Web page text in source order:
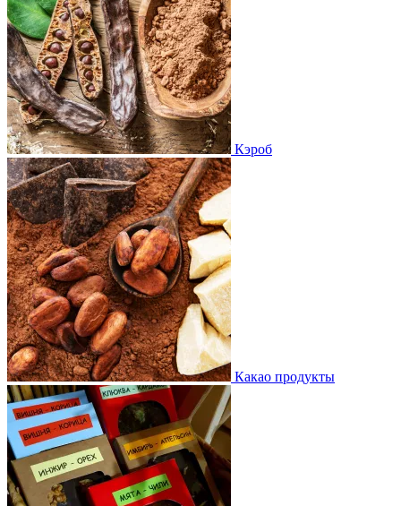
Кэроб
Какао продукты